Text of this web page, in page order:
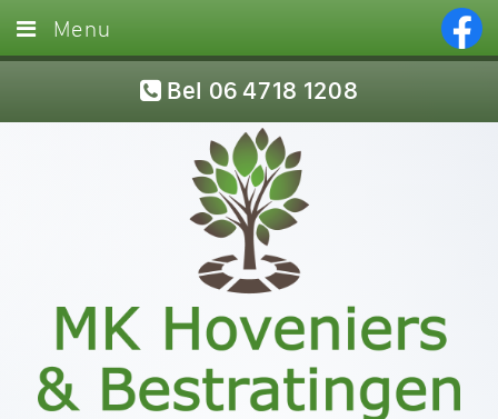
Bel 06 4718 1208
Menu
Diensten
Vacatures
Contact